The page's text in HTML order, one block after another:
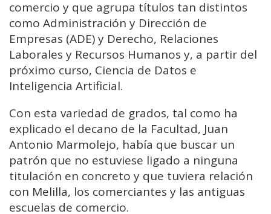
comercio y que agrupa títulos tan distintos
como Administración y Dirección de
Empresas (ADE) y Derecho, Relaciones
Laborales y Recursos Humanos y, a partir del
próximo curso, Ciencia de Datos e
Inteligencia Artificial.
Con esta variedad de grados, tal como ha
explicado el decano de la Facultad, Juan
Antonio Marmolejo, había que buscar un
patrón que no estuviese ligado a ninguna
titulación en concreto y que tuviera relación
con Melilla, los comerciantes y las antiguas
escuelas de comercio.